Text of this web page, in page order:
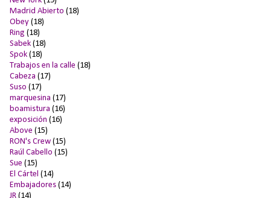
Madrid Abierto (18)
Obey (18)
Ring (18)
Sabek (18)
Spok (18)
Trabajos en la calle (18)
Cabeza (17)
Suso (17)
marquesina (17)
boamistura (16)
exposición (16)
Above (15)
RON's Crew (15)
Raúl Cabello (15)
Sue (15)
El Cártel (14)
Embajadores (14)
JR (14)